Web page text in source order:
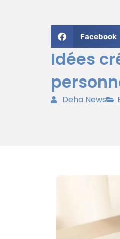
Facebook
Idées
Deha News